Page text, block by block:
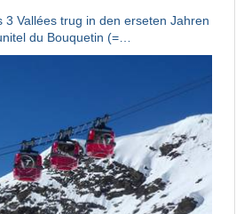
3 Vallées trug in den erseten Jahren
du Bouquetin (=…